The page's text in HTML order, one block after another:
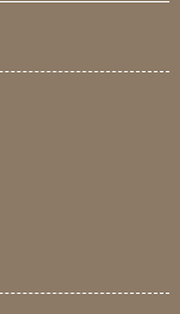
广东省深圳市罗湖区深南东路5001号华润大厦17层1701室百达翡丽售后服务中心（需提前预约）